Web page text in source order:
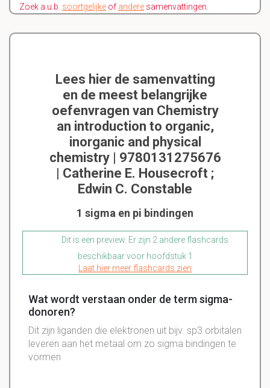
Zoek a.u.b. soortgelijke of andere samenvattingen.
Lees hier de samenvatting
en de meest belangrijke
oefenvragen van Chemistry
an introduction to organic,
inorganic and physical
chemistry | 9780131275676
| Catherine E. Housecroft ;
Edwin C. Constable
1 sigma en pi bindingen
Dit is een preview. Er zijn 2 andere flashcards
beschikbaar voor hoofdstuk 1
Laat hier meer flashcards zien
Wat wordt verstaan onder de term sigma-
donoren?
Dit zijn liganden die elektronen uit bijv. sp3 orbitalen
leveren aan het metaal om zo sigma bindingen te
vormen